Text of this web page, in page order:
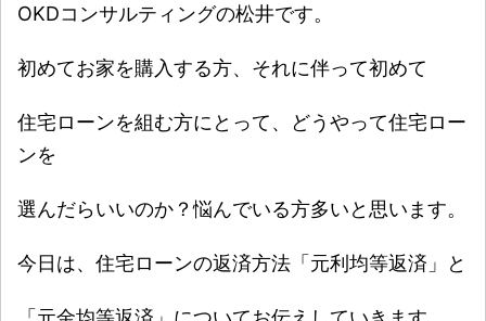
OKDコンサルティングの松井です。
初めてお家を購入する方、それに伴って初めて
住宅ローンを組む方にとって、どうやって住宅ロー
ンを
選んだらいいのか？悩んでいる方多いと思います。
今日は、住宅ローンの返済方法「元利均等返済」と